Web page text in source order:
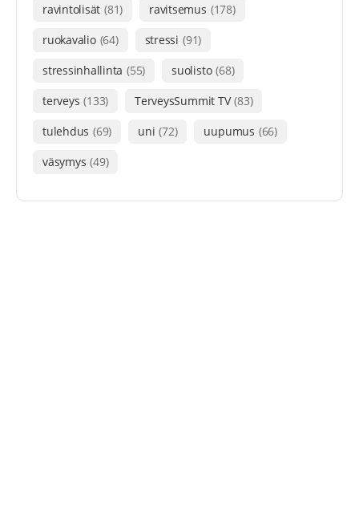
ravintolisät (81) ravitsemus (178)
ruokavalio (64) stressi (91)
stressinhallinta (55) suolisto (68)
terveys (133) TerveysSummit TV (83)
tulehdus (69) uni (72) uupumus (66)
väsymys (49)